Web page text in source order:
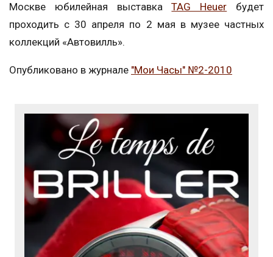
Москве юбилейная выставкаTAG Heuer будет
проходить с 30 апреля по 2 мая в музее частных
коллекций «Автовилль».
Опубликовано в журнале "Мои Часы" №2-2010